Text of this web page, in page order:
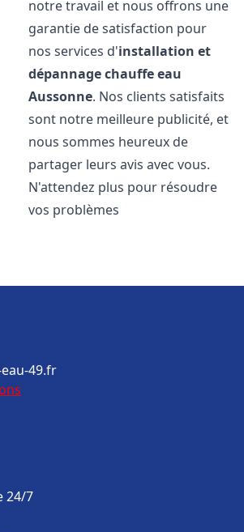
notre travail et nous offrons une
garantie de satisfaction pour
nos services d'installation et
dépannage chauffe eau
Aussonne. Nos clients satisfaits
sont notre meilleure publicité, et
nous sommes heureux de
partager leurs avis avec vous.
N'attendez plus pour résoudre
vos problèmes
49.fr
24/7